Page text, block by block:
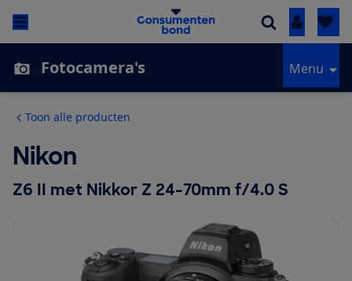
Inloggen
Fotocamera's Menu
Toon alle producten
Nikon
Z6 II met Nikkor Z 24-70mm f/4.0 S